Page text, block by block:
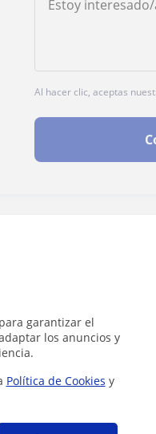
garantizar el
los anuncios y
Política de Cookies y
Al hacer clic, aceptas